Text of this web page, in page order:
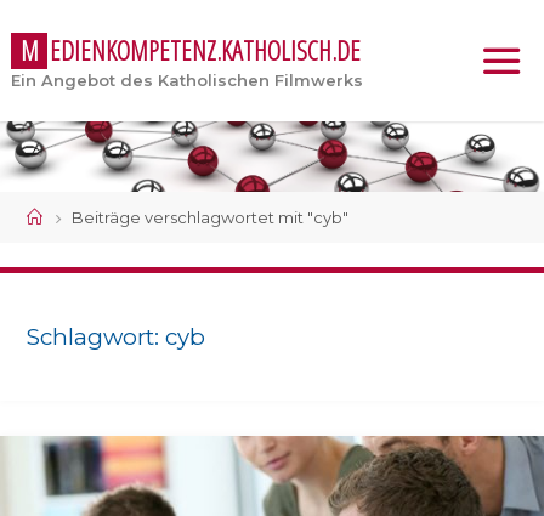
M EDIENKOMPETENZ.KATHOLISCH.DE
Ein Angebot des Katholischen Filmwerks
StartBeiträge verschlagwortet mit "cyb"
Schlagwort:cyb